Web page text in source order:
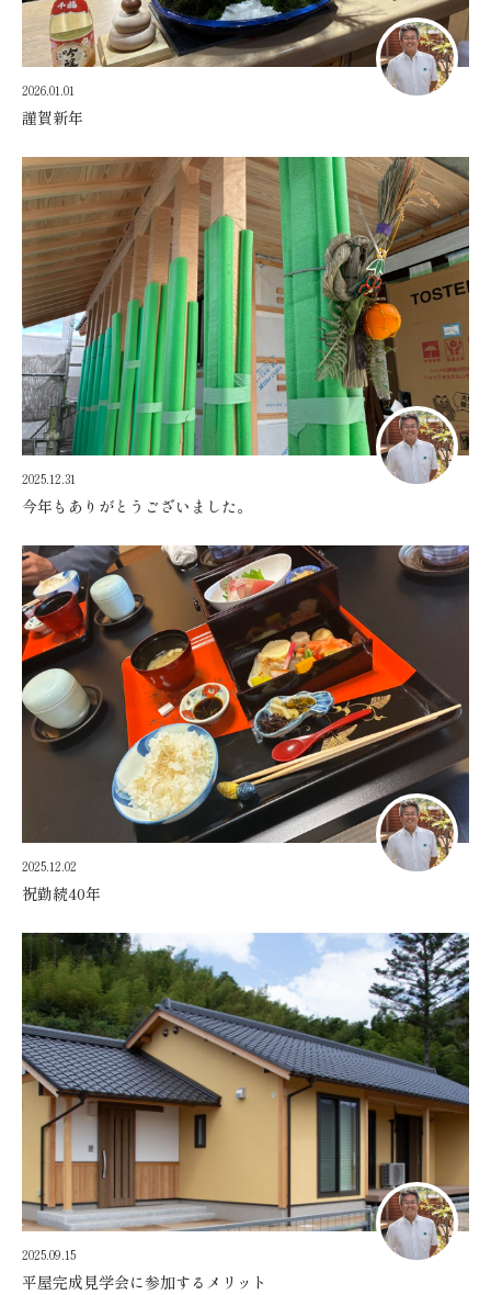
2026.01.01
謹賀新年
2025.12.31
今年もありがとうございました。
2025.12.02
祝勤続40年
2025.09.15
平屋完成見学会に参加するメリット